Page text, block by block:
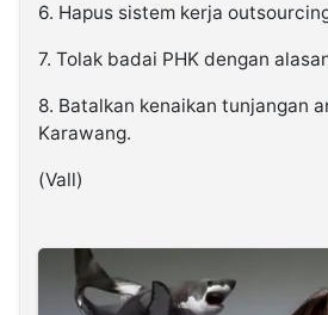
6. Hapus sistem kerja
7. Tolak badai PHK dengan
8. Batalkan kenaikan tunjangan
Karawang.
(Vall)